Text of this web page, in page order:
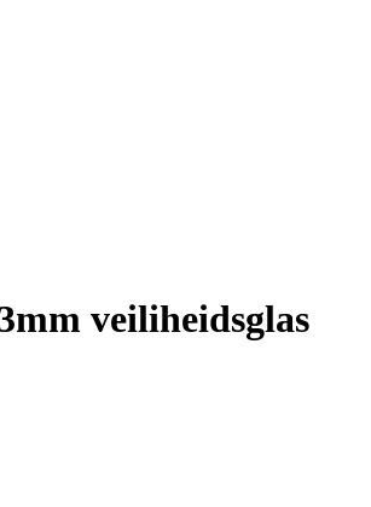
veiliheidsglas